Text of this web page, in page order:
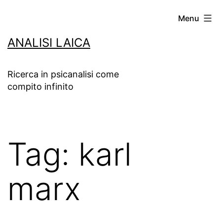
contenuto
ANALISI LAICA
Ricerca in psicanalisi come
compito infinito
Menu
Tag: karl
marx